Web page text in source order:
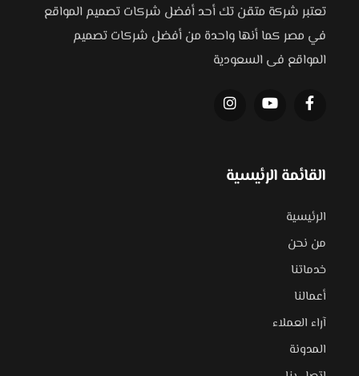
تعتبر شركة متقن تك أحد أفضل شركات تصميم المواقع
في مصر كما أنها واحدة من أفضل شركات تصميم
المواقع فى السعودية
القائمة الرئيسية
الرئيسية
من نحن
خدماتنا
أعمالنا
آراء العملاء
المدونة